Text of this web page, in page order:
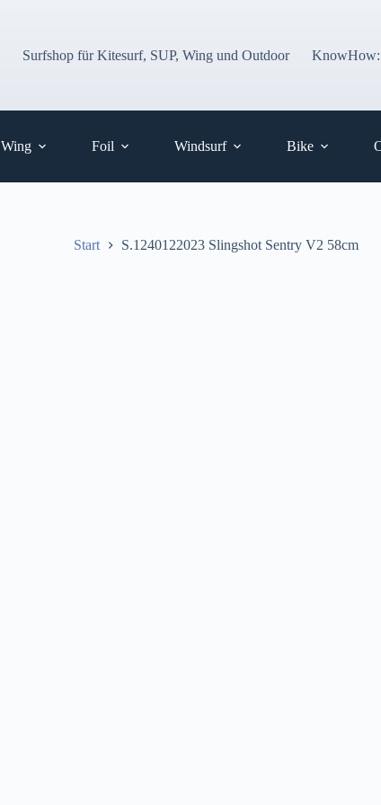
Surfshop für Kitesurf, SUP, Wing und Outdoor
KnowHow:
Wing Foil Windsurf Bike
Start S.1240122023 Slingshot Sentry V2 58cm